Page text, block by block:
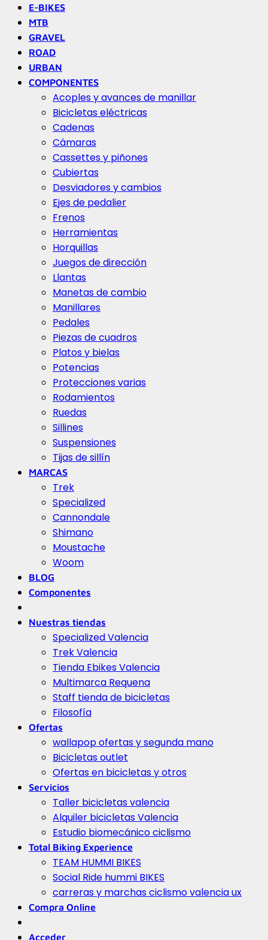
E-BIKES
MTB
GRAVEL
ROAD
URBAN
COMPONENTES
Acoples y avances de manillar
Bicicletas eléctricas
Cadenas
Cámaras
Cassettes y piñones
Cubiertas
Desviadores y cambios
Ejes de pedalier
Frenos
Herramientas
Horquillas
Juegos de dirección
Llantas
Manetas de cambio
Manillares
Pedales
Piezas de cuadros
Platos y bielas
Potencias
Protecciones varias
Rodamientos
Ruedas
Sillines
Suspensiones
Tijas de sillín
MARCAS
Trek
Specialized
Cannondale
Shimano
Moustache
Woom
BLOG
Componentes
Nuestras tiendas
Specialized Valencia
Trek Valencia
Tienda Ebikes Valencia
Multimarca Requena
Staff tienda de bicicletas
Filosofía
Ofertas
wallapop ofertas y segunda mano
Bicicletas outlet
Ofertas en bicicletas y otros
Servicios
Taller bicicletas valencia
Alquiler bicicletas Valencia
Estudio biomecánico ciclismo
Total Biking Experience
TEAM HUMMI BIKES
Social Ride hummi BIKES
carreras y marchas ciclismo valencia ux
Compra Online
Acceder